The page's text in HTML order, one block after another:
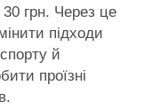
грн. Через це
підходи
й
проїзні